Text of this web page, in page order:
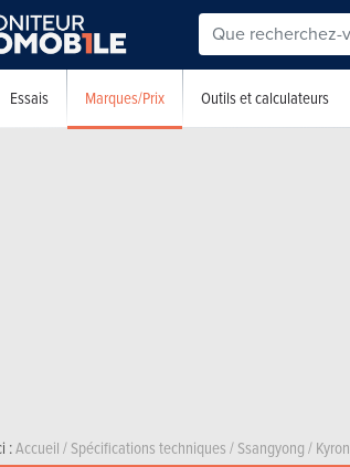
Essais Marques/Prix Outils et calculateurs
:Accueil/Spécifications techniques/Ssangyong/Kyron